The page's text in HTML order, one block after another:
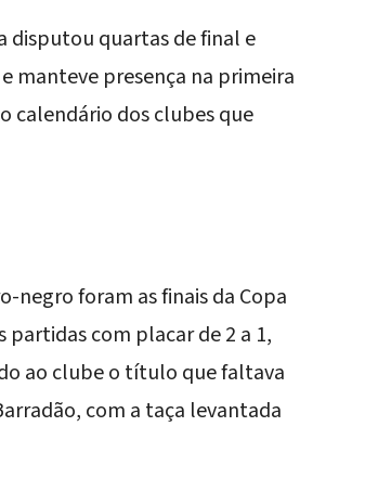
disputou quartas de final e
manteve presença na primeira
calendário dos clubes que
negro foram as finais da Copa
partidas com placar de 2 a 1,
ao clube o título que faltava
com a taça levantada